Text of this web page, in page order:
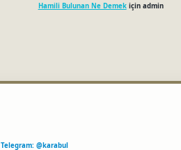
Hamili Bulunan Ne Demekiçin admin
Telegram: @karabul